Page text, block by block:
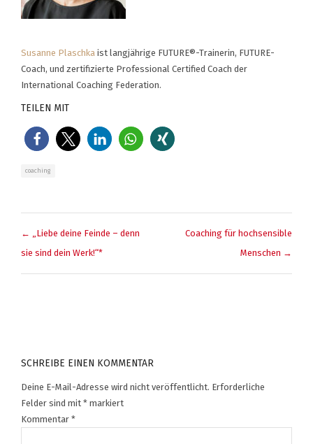
Susanne Plaschka ist langjährige FUTURE®-Trainerin, FUTURE-
Coach, und zertifizierte Professional Certified Coach der
International Coaching Federation.
TEILEN MIT
coaching
← „Liebe deine Feinde – denn
sie sind dein Werk!“*
Coaching für hochsensible
Menschen →
SCHREIBE EINEN KOMMENTAR
Deine E-Mail-Adresse wird nicht veröffentlicht. Erforderliche
Felder sind mit * markiert
Kommentar *